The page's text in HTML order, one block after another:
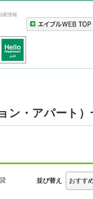
産情報
ン・アパート）
並び替え